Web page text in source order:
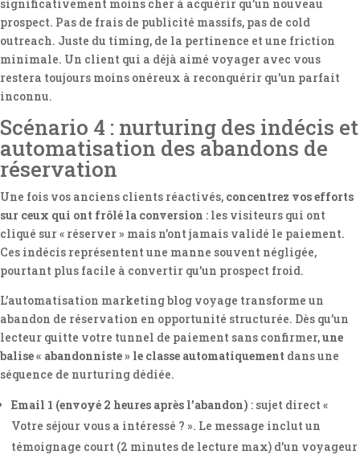
significativement moins cher à acquérir qu’un nouveau
prospect. Pas de frais de publicité massifs, pas de cold
outreach. Juste du timing, de la pertinence et une friction
minimale. Un client qui a déjà aimé voyager avec vous
restera toujours moins onéreux à reconquérir qu’un parfait
inconnu.
Scénario 4 : nurturing des indécis et
automatisation des abandons de
réservation
Une fois vos anciens clients réactivés, concentrez vos efforts
sur ceux qui ont frôlé la conversion : les visiteurs qui ont
cliqué sur « réserver » mais n’ont jamais validé le paiement.
Ces indécis représentent une manne souvent négligée,
pourtant plus facile à convertir qu’un prospect froid.
L’automatisation marketing blog voyage transforme un
abandon de réservation en opportunité structurée. Dès qu’un
lecteur quitte votre tunnel de paiement sans confirmer,une
balise « abandonniste » le classe automatiquement dans une
séquence de nurturing dédiée.
Email 1 (envoyé 2 heures après l’abandon) : sujet direct «
Votre séjour vous a intéressé ? ». Le message inclut un
témoignage court (2 minutes de lecture max) d’un voyageur